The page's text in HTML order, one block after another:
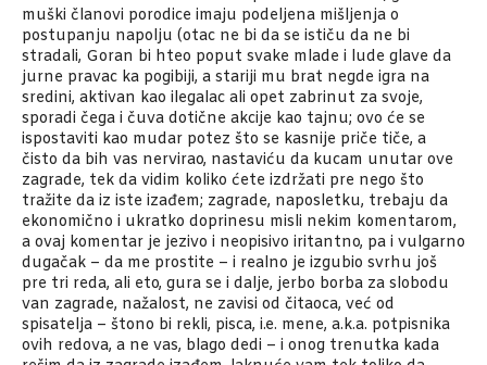
muški članovi porodice imaju podeljena mišljenja o
postupanju napolju (otac ne bi da se ističu da ne bi
stradali, Goran bi hteo poput svake mlade i lude glave da
jurne pravac ka pogibiji, a stariji mu brat negde igra na
sredini, aktivan kao ilegalac ali opet zabrinut za svoje,
sporadi čega i čuva dotične akcije kao tajnu; ovo će se
ispostaviti kao mudar potez što se kasnije priče tiče, a
čisto da bih vas nervirao, nastaviću da kucam unutar ove
zagrade, tek da vidim koliko ćete izdržati pre nego što
tražite da iz iste izađem; zagrade, naposletku, trebaju da
ekonomično i ukratko doprinesu misli nekim komentarom,
a ovaj komentar je jezivo i neopisivo iritantno, pa i vulgarno
dugačak – da me prostite – i realno je izgubio svrhu još
pre tri reda, ali eto, gura se i dalje, jerbo borba za slobodu
van zagrade, nažalost, ne zavisi od čitaoca, već od
spisatelja – štono bi rekli, pisca, i.e. mene, a.k.a. potpisnika
ovih redova, a ne vas, blago dedi – i onog trenutka kada